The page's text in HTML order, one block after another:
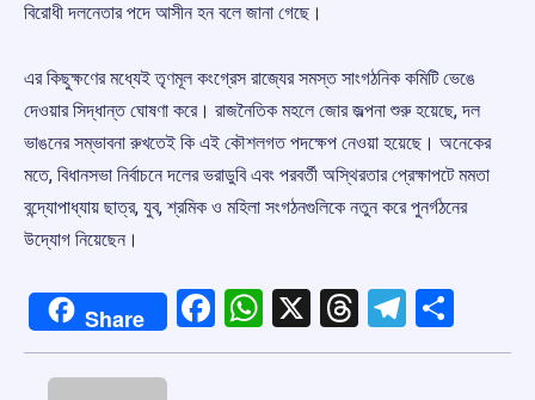
বিরোধী দলনেতার পদে আসীন হন বলে জানা গেছে।
এর কিছুক্ষণের মধ্যেই তৃণমূল কংগ্রেস রাজ্যের সমস্ত সাংগঠনিক কমিটি ভেঙে
দেওয়ার সিদ্ধান্ত ঘোষণা করে। রাজনৈতিক মহলে জোর জল্পনা শুরু হয়েছে, দল
ভাঙনের সম্ভাবনা রুখতেই কি এই কৌশলগত পদক্ষেপ নেওয়া হয়েছে। অনেকের
মতে, বিধানসভা নির্বাচনে দলের ভরাডুবি এবং পরবর্তী অস্থিরতার প্রেক্ষাপটে মমতা
বন্দ্যোপাধ্যায় ছাত্র, যুব, শ্রমিক ও মহিলা সংগঠনগুলিকে নতুন করে পুনর্গঠনের
উদ্যোগ নিয়েছেন।
Share Facebook
WhatsApp
X Threads